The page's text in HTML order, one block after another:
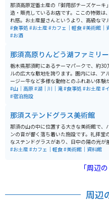
那須高原定番土産の「御用邸チーズケーキ
造・販売しているお店です。ここの特徴は
れ感。お土産屋さんというより、高級なマ
な印象で、インスタ映えしそうな店構え・
ップ・雰囲気・そしておしゃれな庭園と、
#食事処 #お土産#カフェ｜軽食#美術館｜
#お酒
那須高原りんどう湖ファミリ
栃木県那須町にあるテーマパークで、約30
ルの広大な敷地を誇ります。園内には、ア
ージー牛など多様な動物とのふれあい体験
サやりや乗馬、乳搾り体験などが人気です
を滑空するジップライン「KAKKU」や観覧
れやグループで楽しめます。さらに、手作
ンピング施設も充実しており、四季折々の
きるスポットとして親しまれています。
#山｜高原#湖｜川｜滝#食事処 #お土産#
#宿泊施設
那須ステンドグラス美術館
那須の山の中に位置する大きな美術館で、
ンの音が響く落ち着いた施設です。礼拝堂
なステンドグラスがあり、日中の陽の光が
ラキラと輝く様子が圧巻です。 季節によっ
クにもガラス細工が施されていたり、関内
にステンドグラスを使用したものが展示さ
#お土産#カフェ｜軽食#美術館｜資料館
「周辺
周辺